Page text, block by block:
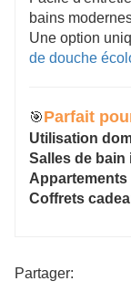
bains
Une option
de douche
🎯Parfait
Utilisation
Salles de bain
Coffrets
Partager: